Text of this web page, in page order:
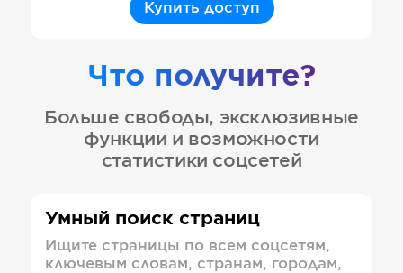
Купить доступ
Что получите?
Больше свободы, эксклюзивные
функции и возможности
статистики соцсетей
Умный поиск страниц
Ищите страницы по всем соцсетям,
ключевым словам, странам, городам,